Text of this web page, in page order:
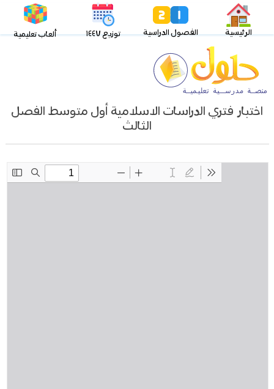
الرئيسية الفصول الدراسية توزيع ١٤٤٧ ألعاب تعليمية
اختبار فتري الدراسات الاسلامية أول متوسط الفصل
الثالث